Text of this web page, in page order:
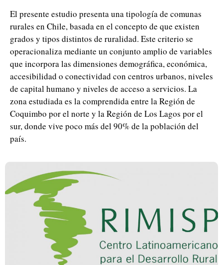
El presente estudio presenta una tipología de comunas
rurales en Chile, basada en el concepto de que existen
grados y tipos distintos de ruralidad. Este criterio se
operacionaliza mediante un conjunto amplio de variables
que incorpora las dimensiones demográfica, económica,
accesibilidad o conectividad con centros urbanos, niveles
de capital humano y niveles de acceso a servicios. La
zona estudiada es la comprendida entre la Región de
Coquimbo por el norte y la Región de Los Lagos por el
sur, donde vive poco más del 90% de la población del
país.